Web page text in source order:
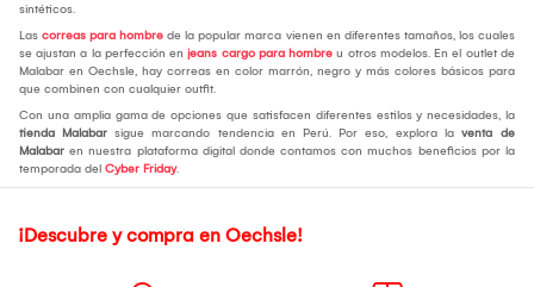
sintéticos.
Las correas para hombre de la popular marca vienen en diferentes tamaños, los cuales
se ajustan a la perfección en jeans cargo para hombre u otros modelos. En el outlet de
Malabar en Oechsle, hay correas en color marrón, negro y más colores básicos para
que combinen con cualquier outfit.
Con una amplia gama de opciones que satisfacen diferentes estilos y necesidades, la
tienda Malabar sigue marcando tendencia en Perú. Por eso, explora la venta de
Malabar en nuestra plataforma digital donde contamos con muchos beneficios por la
temporada del Cyber Friday.
¡Descubre y compra en Oechsle!